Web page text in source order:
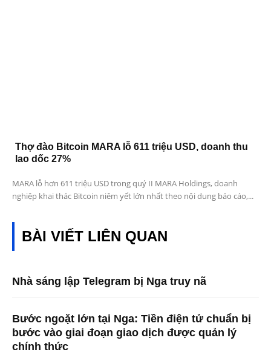
Thợ đào Bitcoin MARA lỗ 611 triệu USD, doanh thu
lao dốc 27%
MARA lỗ hơn 611 triệu USD trong quý II MARA Holdings, doanh
nghiệp khai thác Bitcoin niêm yết lớn nhất theo nội dung báo cáo,...
BÀI VIẾT LIÊN QUAN
Nhà sáng lập Telegram bị Nga truy nã
Bước ngoặt lớn tại Nga: Tiền điện tử chuẩn bị
bước vào giai đoạn giao dịch được quản lý
chính thức